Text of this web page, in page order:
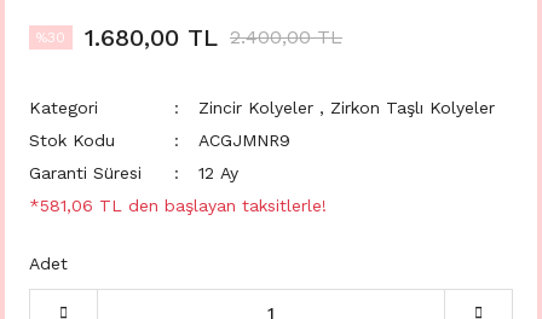
%30 1.680,00 TL 2.400,00 TL
Kategori Zincir Kolyeler , Zirkon Taşlı Kolyeler
Stok Kodu
ACGJMNR9
Garanti Süresi
12 Ay
*581,06 TL den başlayan taksitlerle!
Adet